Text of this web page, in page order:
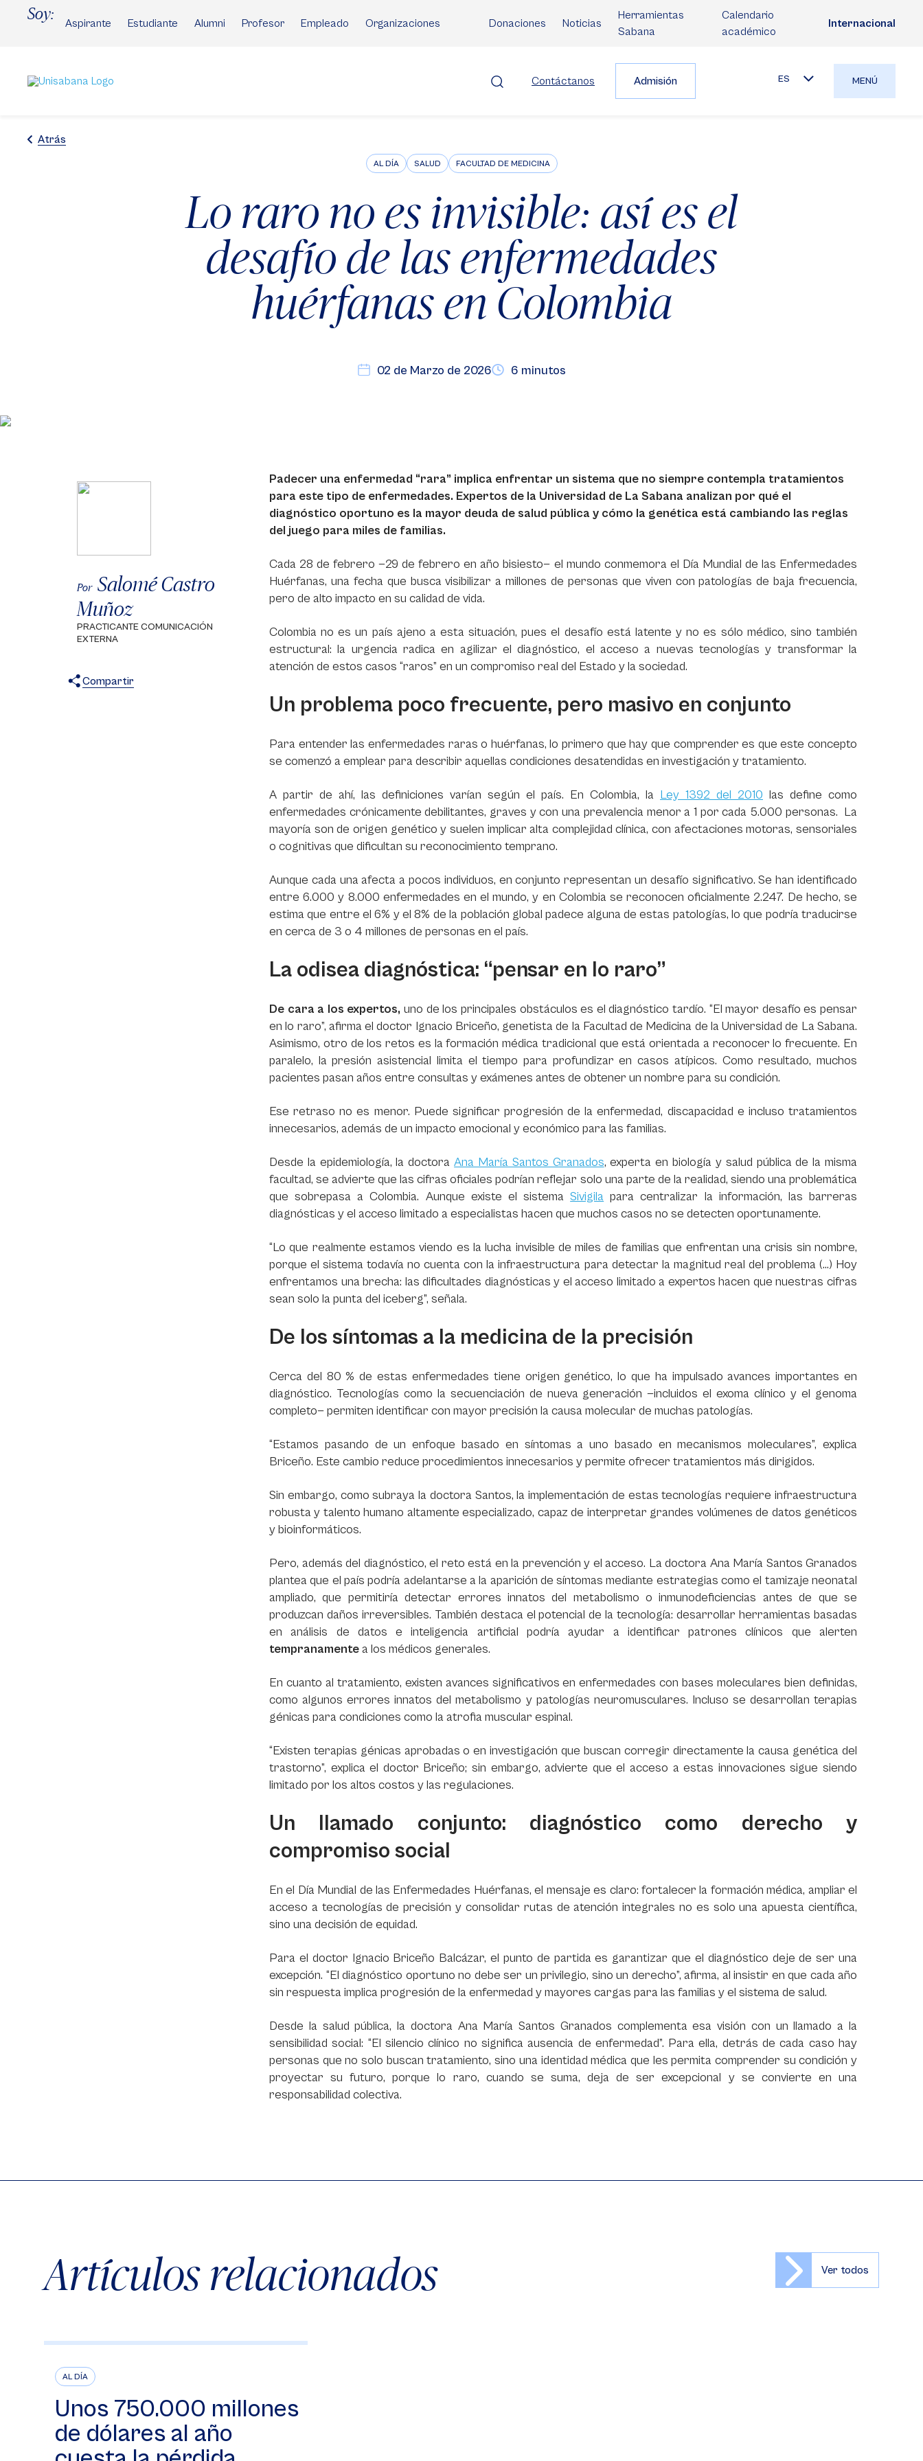
Soy:
Aspirante Estudiante Alumni Profesor Empleado Organizaciones Donaciones Noticias
Herramientas
Sabana
Calendario
académico
Internacional
Contáctanos Admisión ES MENÚ
Atrás
AL DÍA SALUD FACULTAD DE MEDICINA
Lo raro no es invisible: así es el
desafío de las enfermedades
huérfanas en Colombia
02 de Marzo de 2026 6 minutos
Por Salomé Castro
Muñoz
PRACTICANTE COMUNICACIÓN
EXTERNA
Compartir
Padecer una enfermedad “rara” implica enfrentar un sistema que no siempre contempla tratamientos
para este tipo de enfermedades. Expertos de la Universidad de La Sabana analizan por qué el
diagnóstico oportuno es la mayor deuda de salud pública y cómo la genética está cambiando las reglas
del juego para miles de familias.
Cada 28 de febrero —29 de febrero en año bisiesto— el mundo conmemora el Día Mundial de las Enfermedades
Huérfanas, una fecha que busca visibilizar a millones de personas que viven con patologías de baja frecuencia,
pero de alto impacto en su calidad de vida.
Colombia no es un país ajeno a esta situación, pues el desafío está latente y no es sólo médico, sino también
estructural: la urgencia radica en agilizar el diagnóstico, el acceso a nuevas tecnologías y transformar la
atención de estos casos “raros” en un compromiso real del Estado y la sociedad.
Un problema poco frecuente, pero masivo en conjunto
Para entender las enfermedades raras o huérfanas, lo primero que hay que comprender es que este concepto
se comenzó a emplear para describir aquellas condiciones desatendidas en investigación y tratamiento.
A partir de ahí, las definiciones varían según el país. En Colombia, la Ley 1392 del 2010 las define como
enfermedades crónicamente debilitantes, graves y con una prevalencia menor a 1 por cada 5.000 personas. La
mayoría son de origen genético y suelen implicar alta complejidad clínica, con afectaciones motoras, sensoriales
o cognitivas que dificultan su reconocimiento temprano.
Aunque cada una afecta a pocos individuos, en conjunto representan un desafío significativo. Se han identificado
entre 6.000 y 8.000 enfermedades en el mundo, y en Colombia se reconocen oficialmente 2.247. De hecho, se
estima que entre el 6% y el 8% de la población global padece alguna de estas patologías, lo que podría traducirse
en cerca de 3 o 4 millones de personas en el país.
La odisea diagnóstica: “pensar en lo raro”
De cara a los expertos,uno de los principales obstáculos es el diagnóstico tardío. “El mayor desafío es pensar
en lo raro”, afirma el doctor Ignacio Briceño, genetista de la Facultad de Medicina de la Universidad de La Sabana.
Asimismo, otro de los retos es la formación médica tradicional que está orientada a reconocer lo frecuente. En
paralelo, la presión asistencial limita el tiempo para profundizar en casos atípicos. Como resultado, muchos
pacientes pasan años entre consultas y exámenes antes de obtener un nombre para su condición.
Ese retraso no es menor. Puede significar progresión de la enfermedad, discapacidad e incluso tratamientos
innecesarios, además de un impacto emocional y económico para las familias.
Desde la epidemiología, la doctoraAna María Santos Granados, experta en biología y salud pública de la misma
facultad, se advierte que las cifras oficiales podrían reflejar solo una parte de la realidad, siendo una problemática
que sobrepasa a Colombia. Aunque existe el sistemaSivigila para centralizar la información, las barreras
diagnósticas y el acceso limitado a especialistas hacen que muchos casos no se detecten oportunamente.
“Lo que realmente estamos viendo es la lucha invisible de miles de familias que enfrentan una crisis sin nombre,
porque el sistema todavía no cuenta con la infraestructura para detectar la magnitud real del problema (...) Hoy
enfrentamos una brecha: las dificultades diagnósticas y el acceso limitado a expertos hacen que nuestras cifras
sean solo la punta del iceberg”, señala.
De los síntomas a la medicina de la precisión
Cerca del 80 % de estas enfermedades tiene origen genético, lo que ha impulsado avances importantes en
diagnóstico. Tecnologías como la secuenciación de nueva generación —incluidos el exoma clínico y el genoma
completo— permiten identificar con mayor precisión la causa molecular de muchas patologías.
“Estamos pasando de un enfoque basado en síntomas a uno basado en mecanismos moleculares”, explica
Briceño. Este cambio reduce procedimientos innecesarios y permite ofrecer tratamientos más dirigidos.
Sin embargo, como subraya la doctora Santos, la implementación de estas tecnologías requiere infraestructura
robusta y talento humano altamente especializado, capaz de interpretar grandes volúmenes de datos genéticos
y bioinformáticos.
Pero, además del diagnóstico, el reto está en la prevención y el acceso. La doctora Ana María Santos Granados
plantea que el país podría adelantarse a la aparición de síntomas mediante estrategias como el tamizaje neonatal
ampliado, que permitiría detectar errores innatos del metabolismo o inmunodeficiencias antes de que se
produzcan daños irreversibles. También destaca el potencial de la tecnología: desarrollar herramientas basadas
en análisis de datos e inteligencia artificial podría ayudar a identificar patrones clínicos que alerten
tempranamentea los médicos generales.
En cuanto al tratamiento, existen avances significativos en enfermedades con bases moleculares bien definidas,
como algunos errores innatos del metabolismo y patologías neuromusculares. Incluso se desarrollan terapias
génicas para condiciones como la atrofia muscular espinal.
“Existen terapias génicas aprobadas o en investigación que buscan corregir directamente la causa genética del
trastorno”, explica el doctor Briceño; sin embargo, advierte que el acceso a estas innovaciones sigue siendo
limitado por los altos costos y las regulaciones.
Un llamado conjunto: diagnóstico como derecho y
compromiso social
En el Día Mundial de las Enfermedades Huérfanas, el mensaje es claro: fortalecer la formación médica, ampliar el
acceso a tecnologías de precisión y consolidar rutas de atención integrales no es solo una apuesta científica,
sino una decisión de equidad.
Para el doctor Ignacio Briceño Balcázar, el punto de partida es garantizar que el diagnóstico deje de ser una
excepción. “El diagnóstico oportuno no debe ser un privilegio, sino un derecho”, afirma, al insistir en que cada año
sin respuesta implica progresión de la enfermedad y mayores cargas para las familias y el sistema de salud.
Desde la salud pública, la doctora Ana María Santos Granados complementa esa visión con un llamado a la
sensibilidad social: “El silencio clínico no significa ausencia de enfermedad”. Para ella, detrás de cada caso hay
personas que no solo buscan tratamiento, sino una identidad médica que les permita comprender su condición y
proyectar su futuro, porque lo raro, cuando se suma, deja de ser excepcional y se convierte en una
responsabilidad colectiva.
Artículos relacionados Ver todos
AL DÍA
Unos 750.000 millones
de dólares al año